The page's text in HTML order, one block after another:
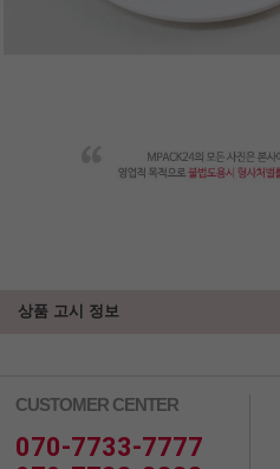
상품 고시 정보
CUSTOMER CENTER
070-7733-7777